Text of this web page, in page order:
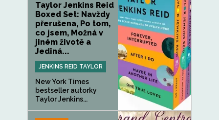
Taylor Jenkins Reid
Boxed Set: Navždy
přerušena, Po tom,
co jsem, Možná v
jiném životě a
Jediná...
JENKINS REID TAYLOR
New York Times
bestseller autorky
Taylor Jenkins...